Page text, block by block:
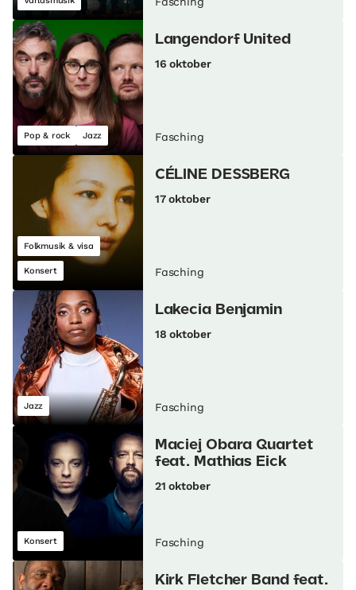
Pop & rock Jazz
Langendorf United
16 oktober
Fasching
Folkmusik & visa
Konsert
CÉLINE DESSBERG
17 oktober
Fasching
Jazz
Lakecia Benjamin
18 oktober
Fasching
Konsert
Maciej Obara Quartet
feat. Mathias Eick
21 oktober
Fasching
Kirk Fletcher Band feat.